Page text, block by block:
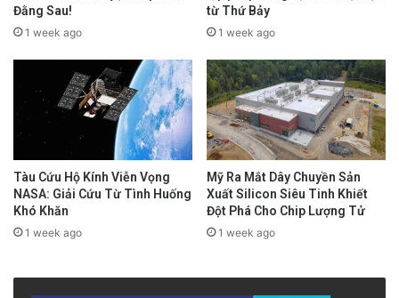
Đằng Sau!
1 week ago
từ Thứ Bảy
1 week ago
Tàu Cứu Hộ Kính Viễn Vọng
NASA: Giải Cứu Từ Tình Huống
Khó Khăn
1 week ago
Mỹ Ra Mắt Dây Chuyền Sản
Xuất Silicon Siêu Tinh Khiết
Đột Phá Cho Chip Lượng Tử
1 week ago